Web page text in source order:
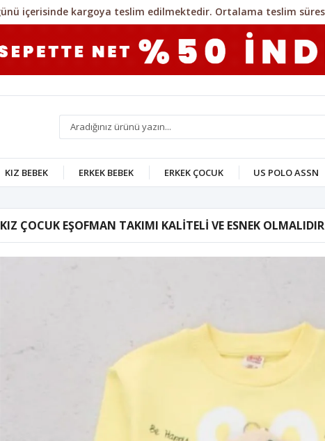
KIZ BEBEK ERKEK BEBEK ERKEK ÇOCUK US POLO ASSN
KIZ ÇOCUK EŞOFMAN TAKIMI KALİTELİ VE ESNEK OLMALIDIR